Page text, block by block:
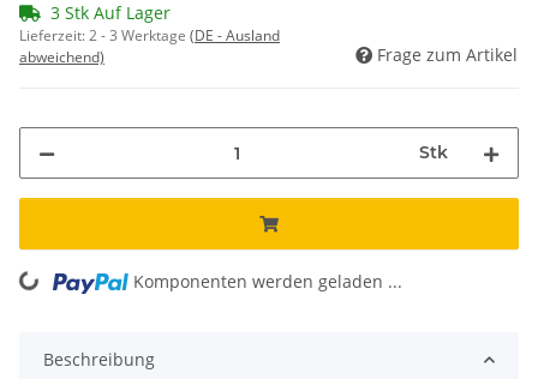
3 Stk Auf Lager
Lieferzeit:2 - 3 Werktage (DE - Ausland
abweichend)
Frage zum Artikel
Stk
Loading... Komponenten werden geladen ...
Beschreibung